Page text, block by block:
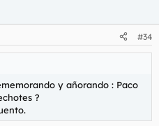
#34
y añorando : Paco
?